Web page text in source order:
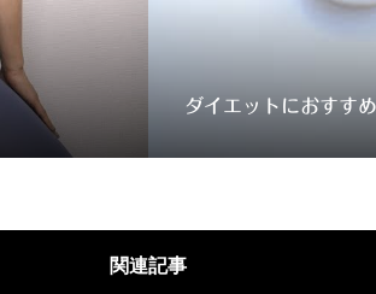
ダイエットにおすす
関連記事